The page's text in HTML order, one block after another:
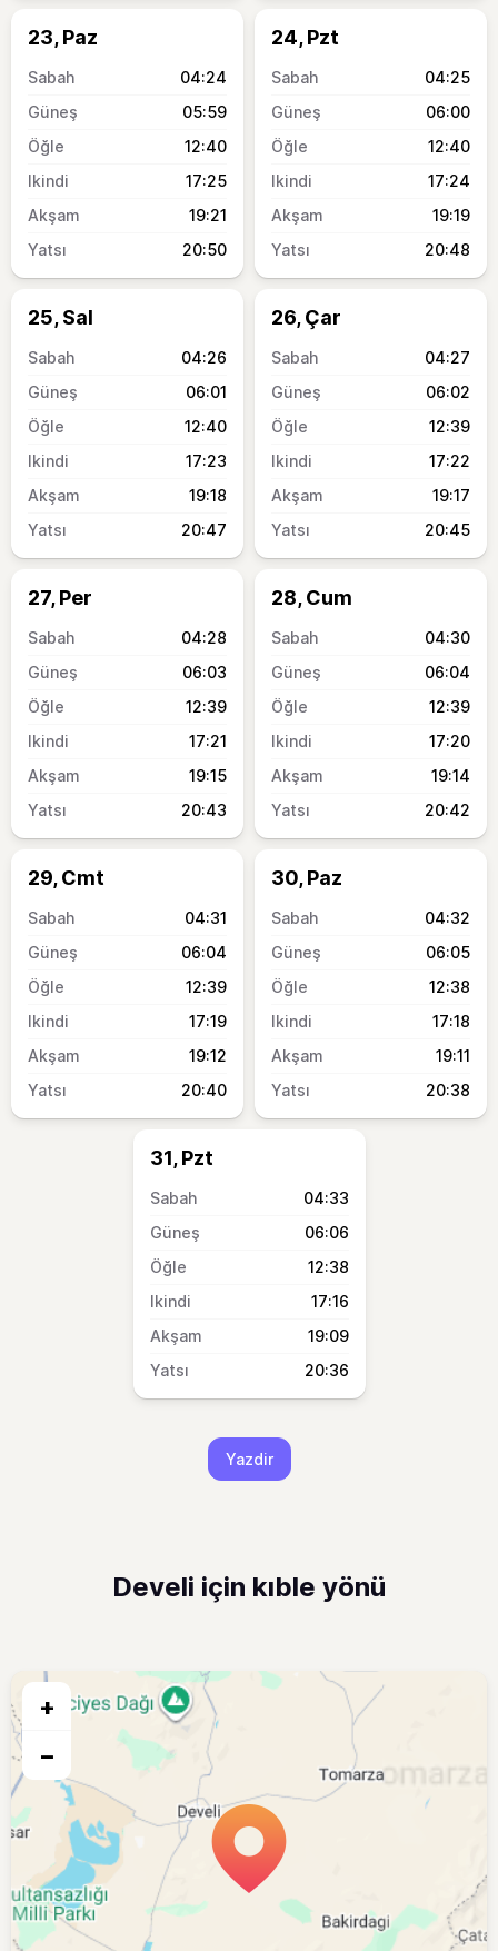
23, Paz
04:24
05:59
12:40
17:25
19:21
20:50
24, Pzt
04:25
06:00
12:40
17:24
19:19
20:48
25, Sal
04:26
06:01
12:40
17:23
19:18
20:47
26, Çar
04:27
06:02
12:39
17:22
19:17
20:45
27, Per
04:28
06:03
12:39
17:21
19:15
20:43
28, Cum
04:30
06:04
12:39
17:20
19:14
20:42
29, Cmt
04:31
06:04
12:39
17:19
19:12
20:40
30, Paz
04:32
06:05
12:38
17:18
19:11
20:38
31, Pzt
04:33
06:06
12:38
17:16
19:09
20:36
Yazdir
Develi için kıble yönü
+
−